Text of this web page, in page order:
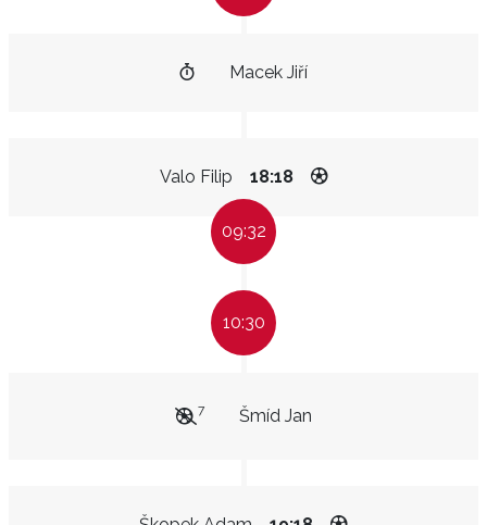
Macek Jiří
Valo Filip 18:18
09:32
10:30
Šmíd Jan
7